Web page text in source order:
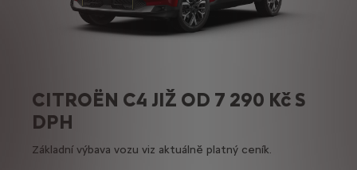
CITROËN C4 JIŽ OD 7 290 Kč S
DPH
Základní výbava vozu viz aktuálně platný ceník.